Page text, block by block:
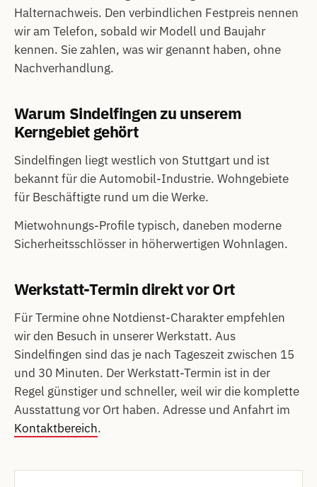
Halternachweis. Den verbindlichen Festpreis nennen
wir am Telefon, sobald wir Modell und Baujahr
kennen. Sie zahlen, was wir genannt haben, ohne
Nachverhandlung.
Warum Sindelfingen zu unserem
Kerngebiet gehört
Sindelfingen liegt westlich von Stuttgart und ist
bekannt für die Automobil-Industrie. Wohngebiete
für Beschäftigte rund um die Werke.
Mietwohnungs-Profile typisch, daneben moderne
Sicherheitsschlösser in höherwertigen Wohnlagen.
Werkstatt-Termin direkt vor Ort
Für Termine ohne Notdienst-Charakter empfehlen
wir den Besuch in unserer Werkstatt. Aus
Sindelfingen sind das je nach Tageszeit zwischen 15
und 30 Minuten. Der Werkstatt-Termin ist in der
Regel günstiger und schneller, weil wir die komplette
Ausstattung vor Ort haben. Adresse und Anfahrt im
Kontaktbereich.